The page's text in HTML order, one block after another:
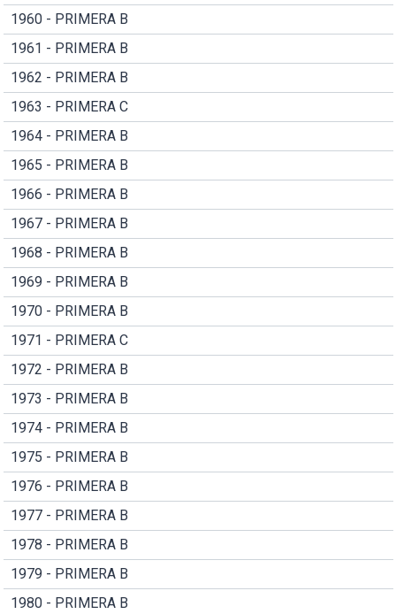
1960 - PRIMERA B
1961 - PRIMERA B
1962 - PRIMERA B
1963 - PRIMERA C
1964 - PRIMERA B
1965 - PRIMERA B
1966 - PRIMERA B
1967 - PRIMERA B
1968 - PRIMERA B
1969 - PRIMERA B
1970 - PRIMERA B
1971 - PRIMERA C
1972 - PRIMERA B
1973 - PRIMERA B
1974 - PRIMERA B
1975 - PRIMERA B
1976 - PRIMERA B
1977 - PRIMERA B
1978 - PRIMERA B
1979 - PRIMERA B
1980 - PRIMERA B